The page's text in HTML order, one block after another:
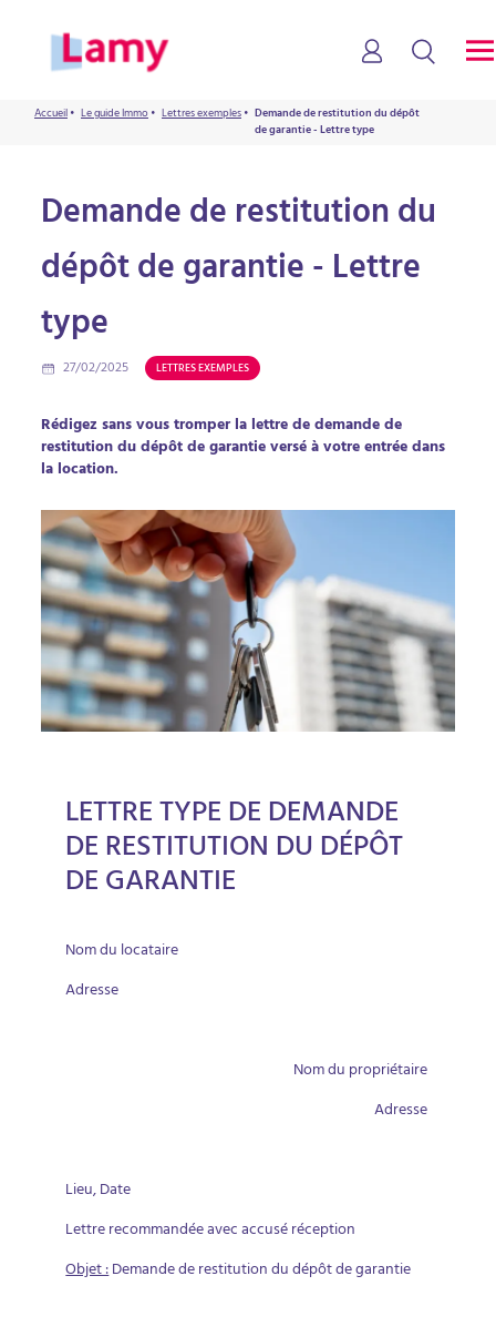
Accueil• Le guide Immo• Lettres exemples• Demande de restitution du dépôt
de garantie - Lettre type
Demande de restitution du
dépôt de garantie - Lettre
type
27/02/2025 LETTRES EXEMPLES
Rédigez sans vous tromper la lettre de demande de
restitution du dépôt de garantie versé à votre entrée dans
la location.
LETTRE TYPE DE DEMANDE
DE RESTITUTION DU DÉPÔT
DE GARANTIE
Nom du locataire
Adresse
Nom du propriétaire
Adresse
Lieu, Date
Lettre recommandée avec accusé réception
Objet :Demande de restitution du dépôt de garantie